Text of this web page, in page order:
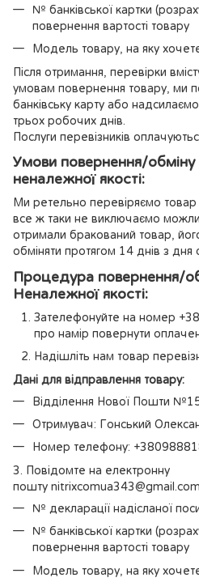
№ банківської картки
повернення вартості товару
Модель товару, на яку
Після отримання, перевірки
умовам повернення товару, ми
банківську карту або
трьох робочих днів.
Послуги перевізників
Умови повернення/обміну
неналежної якості:
Ми ретельно перевіряємо
все ж таки не виключаємо
отримали бракований товар,
обміняти протягом 14 днів з дня
Процедура повернення/
Неналежної якості:
Зателефонуйте на номер
про намір повернути
Надішліть нам товар
Дані для відправлення товару:
Відділення Нової Пошти
Отримувач: Гонський
Номер телефону:
3. Повідомте на електронну
пошту nitrixcomua343@gmail.com
№ декларації надісланої
№ банківської картки
повернення вартості товару
Модель товару, на яку